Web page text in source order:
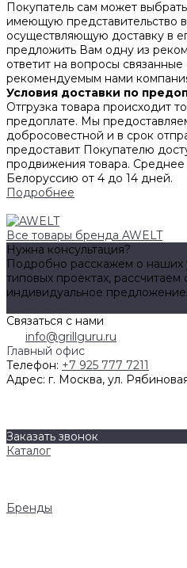
Покупатель сам может
имеющую представительство
осуществляющую доставку в
предложить Вам одну из
ответит на вопросы
рекомендуемым нами
Условия доставки по
Отгрузка товара происходит
предоплате. Мы
добросовестной и в срок
предоставит Покупателю
продвижения товара. Среднее
Белоруссию от 4 до 14 дней.
Подробнее
Все товары бренда AWELT
Нужна консультация?
Подробно расскажем о наших
типовых проектах, рассчитаем
индивидуальное предложение!
Связаться с нами
info@grillguru.ru
Главный офис
Телефон: +7 925 777 7211
Адрес: г. Москва, ул.
Заказать звонок
Каталог
Бренды